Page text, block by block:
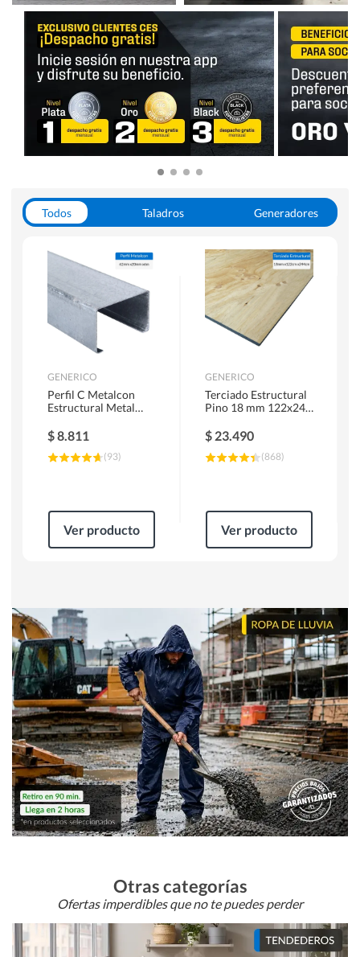
Todos Taladros
Generadores
Herramientas Manuales
Sierras Circulares
GENERICO
Perfil C Metalcon
Estructural Metal
$8.811
(93)
Ver producto
GENERICO
Terciado Estructural
Pino 18 mm 122x244
$ 23.490
(868)
Ver producto
Otras categorías
Ofertas imperdibles que no te puedes perder